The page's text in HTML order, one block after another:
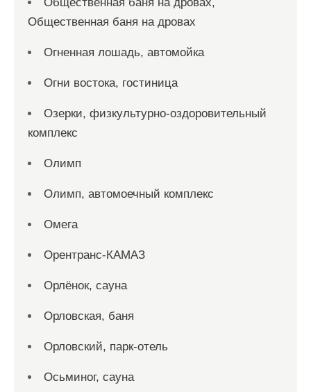
Общественная баня на дровах
Огненная лошадь, автомойка
Огни востока, гостиница
Озерки, физкультурно-оздоровительный
комплекс
Олимп
Олимп, автомоечный комплекс
Омега
Орентранс-КАМАЗ
Орлёнок, сауна
Орловская, баня
Орловский, парк-отель
Осьминог, сауна